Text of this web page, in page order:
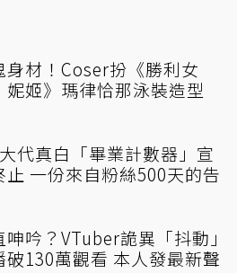
身材！Coser扮《勝利女
妮姬》瑪律恰那泳裝造型
代真白「畢業計數器」宣
止 一份來自粉絲500天的告
呻吟？VTuber詭異「抖動」
破130萬觀看 本人發最新聲